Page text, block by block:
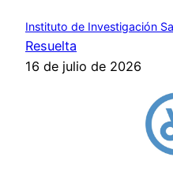
Instituto de Investigación
Resuelta
16 de julio de 2026